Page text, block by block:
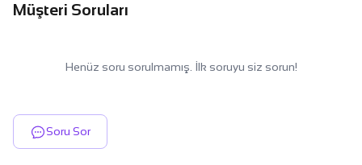
Müşteri Soruları
Henüz soru sorulmamış. İlk soruyu siz sorun!
Soru Sor